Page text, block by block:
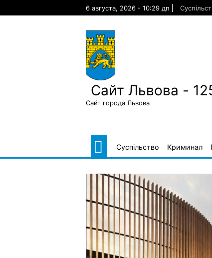
6 августа, 2026 - 10:29 дп
Сайт Львова -
Сайт города Львова
Суспільство Криминал